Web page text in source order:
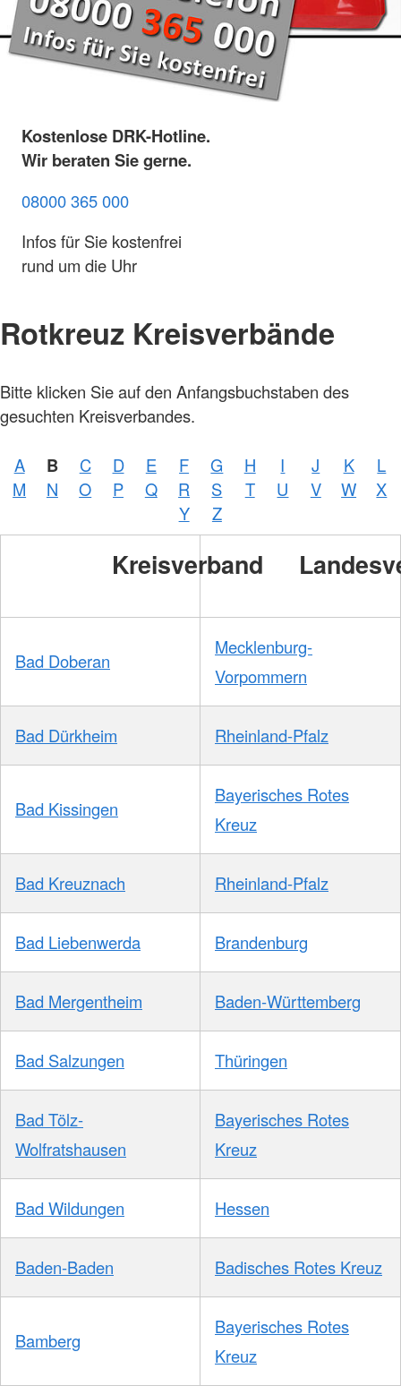
Kostenlose DRK-Hotline.
Wir beraten Sie gerne.
08000 365 000
Infos für Sie kostenfrei
rund um die Uhr
Rotkreuz Kreisverbände
Bitte klicken Sie auf den Anfangsbuchstaben des
gesuchten Kreisverbandes.
A B C D E F G H I J K
L
M
N O P Q R S T U V W
X
Y
Z
Kreisverband
Bad Doberan
Mecklenburg-
Vorpommern
Bad Dürkheim Rheinland-Pfalz
Bad Kissingen
Bayerisches Rotes
Kreuz
Bad Kreuznach Rheinland-Pfalz
Bad Liebenwerda Brandenburg
Bad Mergentheim Baden-Württemberg
Bad Salzungen Thüringen
Bad Tölz-
Wolfratshausen
Bayerisches Rotes
Kreuz
Bad Wildungen Hessen
Baden-Baden Badisches Rotes Kreuz
Bamberg
Bayerisches Rotes
Kreuz